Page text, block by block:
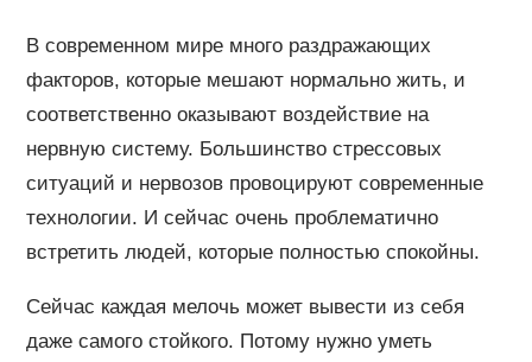
В современном мире много раздражающих
факторов, которые мешают нормально жить, и
соответственно оказывают воздействие на
нервную систему. Большинство стрессовых
ситуаций и нервозов провоцируют современные
технологии. И сейчас очень проблематично
встретить людей, которые полностью спокойны.
Сейчас каждая мелочь может вывести из себя
даже самого стойкого. Потому нужно уметь